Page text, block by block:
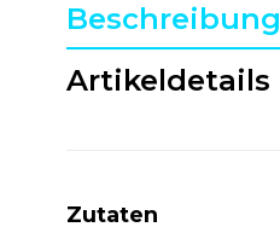
Beschreibung
Artikeldetails
Zutaten